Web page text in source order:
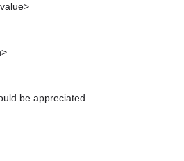
be appreciated.